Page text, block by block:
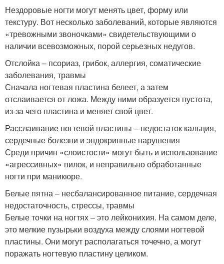
Нездоровые ногти могут менять цвет, форму или
текстуру. Вот несколько заболеваний, которые являются
«тревожными звоночками» свидетельствующими о
наличии всевозможных, порой серьезных недугов.
Отслойка – псориаз, грибок, аллергия, соматические
заболевания, травмы
Сначала ногтевая пластина белеет, а затем
отслаивается от ложа. Между ними образуется пустота,
из-за чего пластина и меняет свой цвет.
Расслаивание ногтевой пластины – недостаток кальция,
сердечные болезни и эндокринные нарушения
Среди причин «слоистости» могут быть и использование
«агрессивных» пилок, и неправильно обработанные
ногти при маникюре.
Белые пятна – несбалансированное питание, сердечная
недостаточность, стрессы, травмы
Белые точки на ногтях – это лейконихия. На самом деле,
это мелкие пузырьки воздуха между слоями ногтевой
пластины. Они могут располагаться точечно, а могут
поражать ногтевую пластину целиком.